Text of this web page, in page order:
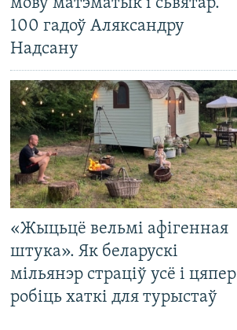
мову матэматык і сьвятар.
100 гадоў Аляксандру
Надсану
«Жыцьцё вельмі афігенная
штука». Як беларускі
мільянэр страціў усё і цяпер
робіць хаткі для турыстаў